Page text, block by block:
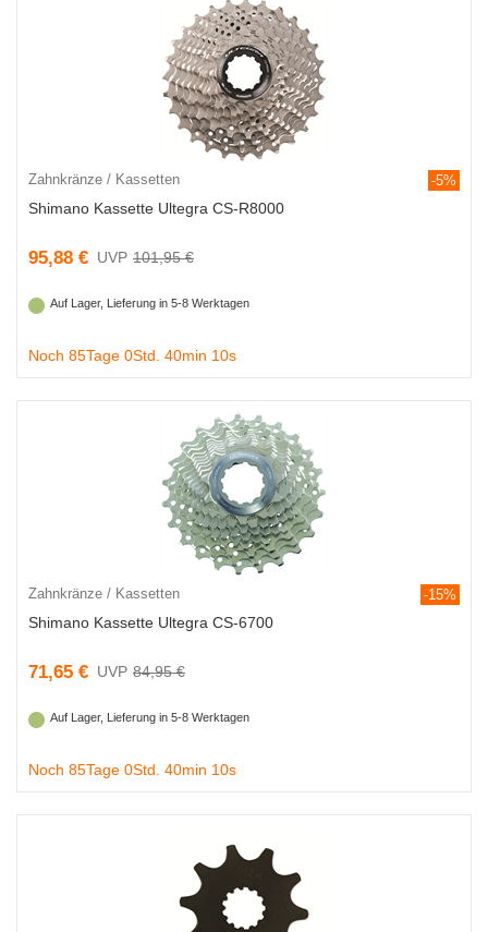
Zahnkränze / Kassetten -5%
Shimano Kassette Ultegra CS-R8000
95,88 € 101,95 €
Auf Lager, Lieferung in 5-8 Werktagen
Noch 85Tage 0Std. 40min 9s
Zahnkränze / Kassetten -15%
Shimano Kassette Ultegra CS-6700
71,65 € 84,95 €
Auf Lager, Lieferung in 5-8 Werktagen
Noch 85Tage 0Std. 40min 9s